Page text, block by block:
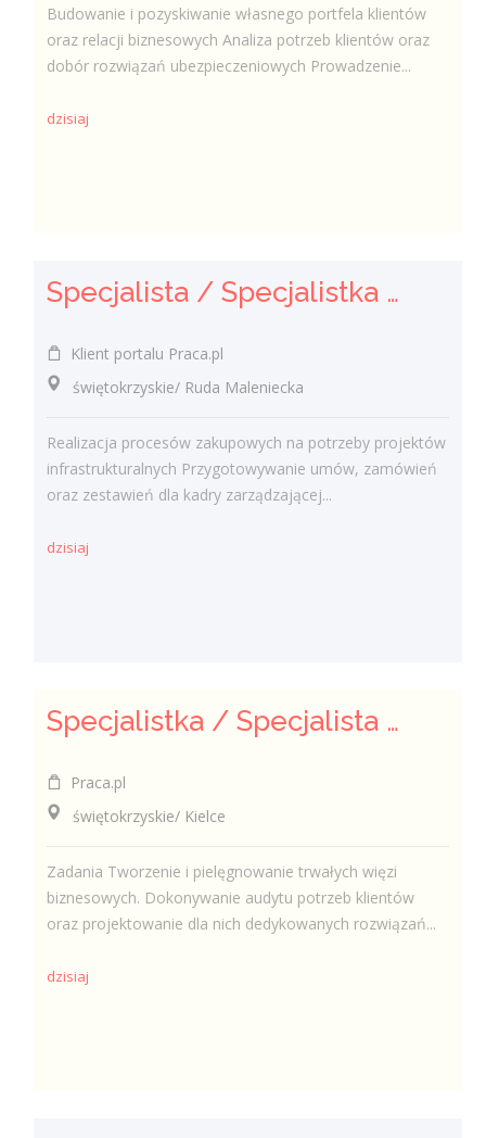
Budowanie i pozyskiwanie własnego portfela klientów
oraz relacji biznesowych Analiza potrzeb klientów oraz
dobór rozwiązań ubezpieczeniowych Prowadzenie...
dzisiaj
Specjalista / Specjalistka ds. Zakupów
Klient portalu Praca.pl
świętokrzyskie/ Ruda Maleniecka
Realizacja procesów zakupowych na potrzeby projektów
infrastrukturalnych Przygotowywanie umów, zamówień
oraz zestawień dla kadry zarządzającej...
dzisiaj
Specjalistka / Specjalista ds. Sprzedaży ubezpieczeń
Praca.pl
świętokrzyskie/ Kielce
Zadania Tworzenie i pielęgnowanie trwałych więzi
biznesowych. Dokonywanie audytu potrzeb klientów
oraz projektowanie dla nich dedykowanych rozwiązań...
dzisiaj